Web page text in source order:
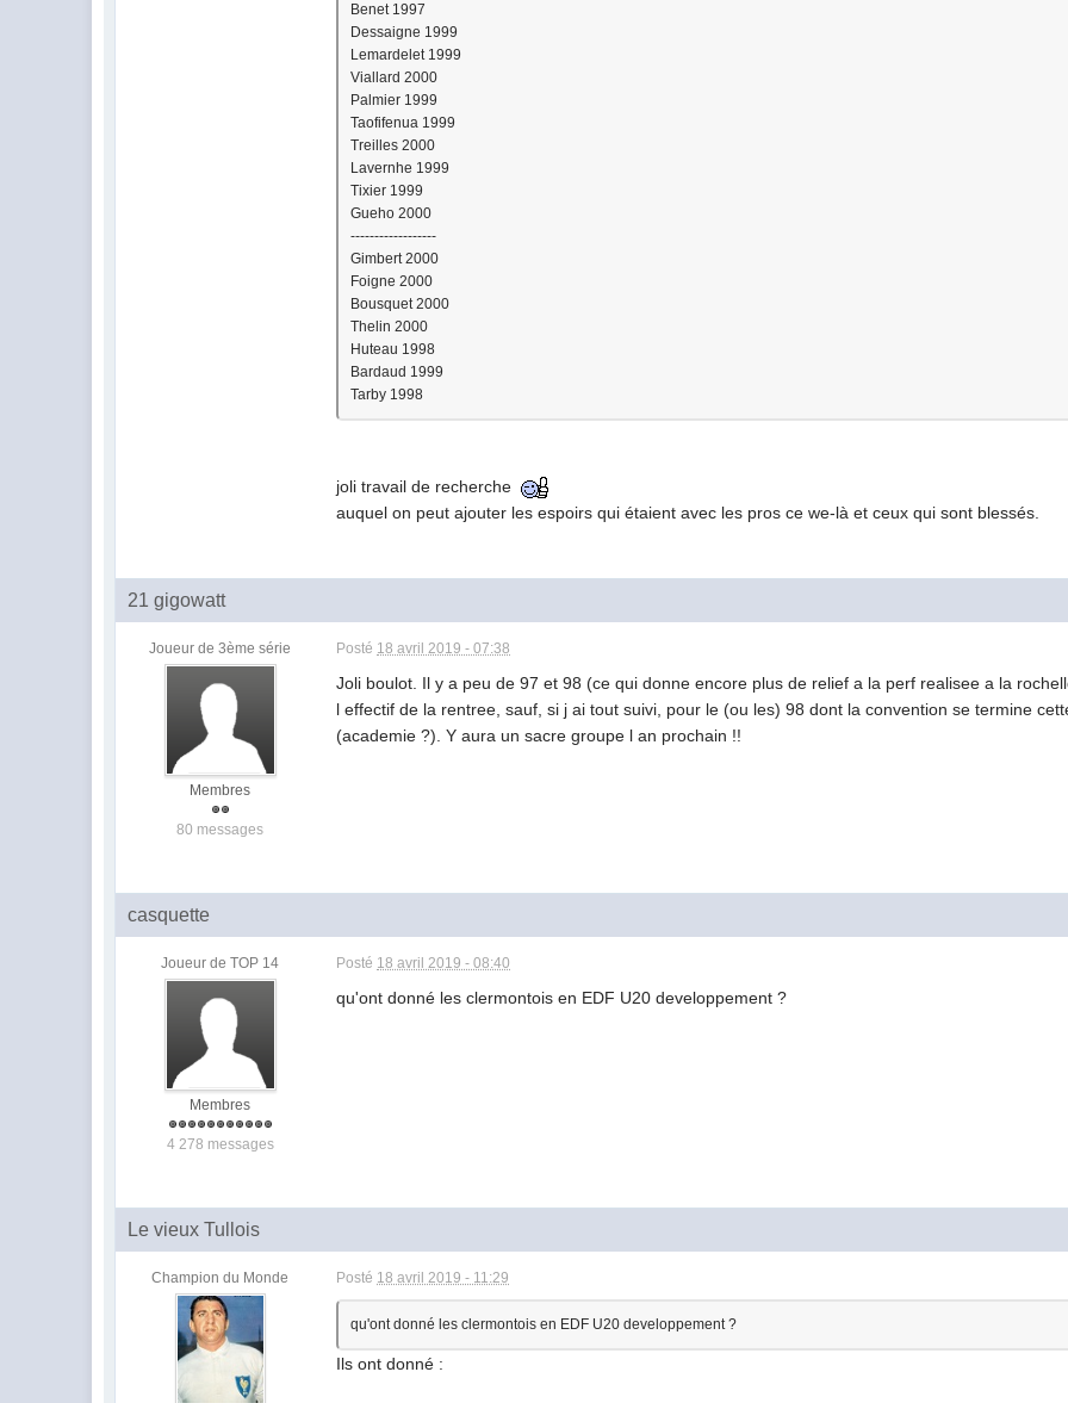
Benet 1997
Dessaigne 1999
Lemardelet 1999
Viallard 2000
Palmier 1999
Taofifenua 1999
Treilles 2000
Lavernhe 1999
Tixier 1999
Gueho 2000
------------------
Gimbert 2000
Foigne 2000
Bousquet 2000
Thelin 2000
Huteau 1998
Bardaud 1999
Tarby 1998
joli travail de recherche
auquel on peut ajouter les espoirs qui étaient avec les pros ce we-là et ceux qui sont blessés.
21 gigowatt
Joueur de 3ème série
Membres
80 messages
Posté 18 avril 2019 - 07:38
Joli boulot. Il y a peu de 97 et 98 (ce qui donne encore plus de relief a la perf realisee a la
l effectif de la rentree, sauf, si j ai tout suivi, pour le (ou les) 98 dont la convention se termine
(academie ?). Y aura un sacre groupe l an prochain !!
casquette
Joueur de TOP 14
Membres
4 278 messages
Posté 18 avril 2019 - 08:40
qu'ont donné les clermontois en EDF U20 developpement ?
Le vieux Tullois
Champion du Monde Posté 18 avril 2019 - 11:29
qu'ont donné les clermontois en EDF U20 developpement ?
Ils ont donné :